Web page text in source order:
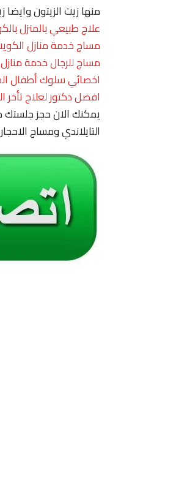
منها زيت الزيتون
علاج طبيعي بالمنزل
مساج خدمة منازل
مساج للرجال خدمة
اخصائي سلوك أطفال
افضل دكتور لعلاج تأخر
يمكنك الان حجز
التايلاندي ومساج